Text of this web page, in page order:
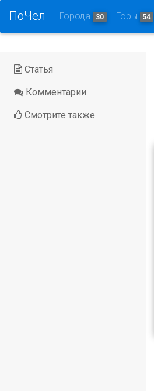
ПоЧел Города 30 Горы 54
Статья
Комментарии
Смотрите также